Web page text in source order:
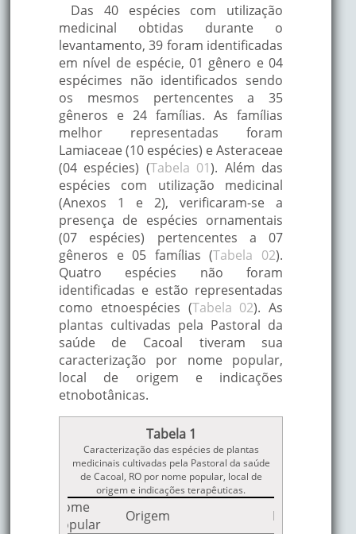
Das 40 espécies com utilização
medicinal obtidas durante o
levantamento, 39 foram identificadas
em nível de espécie, 01 gênero e 04
espécimes não identificados sendo
os mesmos pertencentes a 35
gêneros e 24 famílias. As famílias
melhor representadas foram
Lamiaceae (10 espécies) e Asteraceae
(04 espécies) (Tabela 01). Além das
espécies com utilização medicinal
(Anexos 1 e 2), verificaram-se a
presença de espécies ornamentais
(07 espécies) pertencentes a 07
gêneros e 05 famílias (Tabela 02).
Quatro espécies não foram
identificadas e estão representadas
como etnoespécies (Tabela 02). As
plantas cultivadas pela Pastoral da
saúde de Cacoal tiveram sua
caracterização por nome popular,
local de origem e indicações
etnobotânicas.
Tabela 1
Caracterização das espécies de plantas
medicinais cultivadas pela Pastoral da saúde
de Cacoal, RO por nome popular, local de
origem e indicações terapêuticas.
Nome
Popular
Origem
Indicações